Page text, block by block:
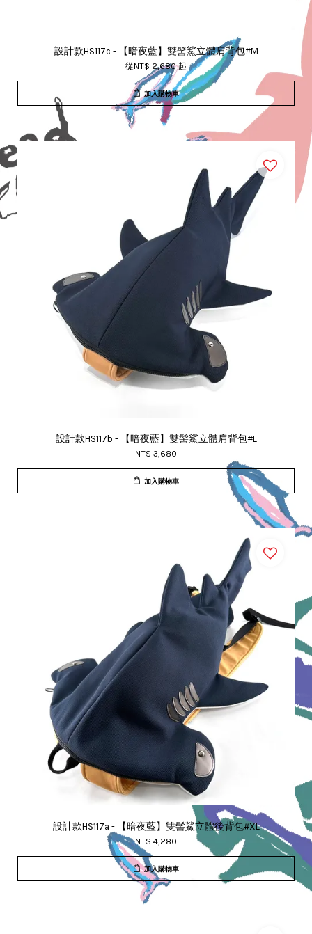
設計款HS117c - 【暗夜藍】雙髻鯊立體肩背包#M
從NT$ 2,680起
加入購物車
設計款HS117b - 【暗夜藍】雙髻鯊立體肩背包#L
NT$ 3,680
加入購物車
設計款HS117a - 【暗夜藍】雙髻鯊立體後背包#XL
NT$ 4,280
加入購物車